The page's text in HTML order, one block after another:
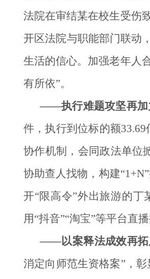
法院在审结某在校生受伤
开区法院与职能部门联动
生活的信心。加强老年人
有所依”。
——执行难题攻坚再加
件，执行到位标的额
协作机制，会同政法单位
协助查人找物，构建
开“限高令”外出旅游的丁
用“抖音”“淘宝”等平台直
——以案释法成效再拓
消定向师范生资格案”，